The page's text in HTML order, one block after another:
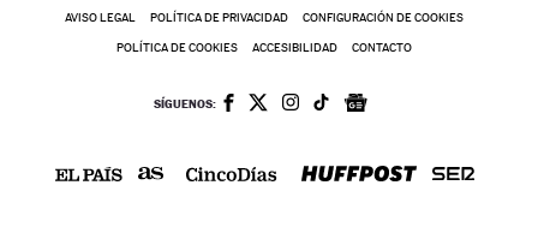
AVISO LEGAL POLÍTICA DE PRIVACIDAD CONFIGURACIÓN DE COOKIES
POLÍTICA DE COOKIES ACCESIBILIDAD CONTACTO
SÍGUENOS: